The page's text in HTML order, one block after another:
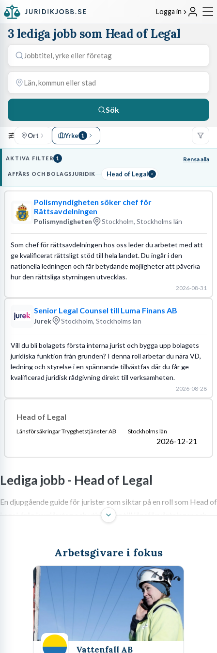
Logga in
3 lediga jobb som Head of Legal
Sök
Ort Yrke 1
AKTIVA FILTER 1 Rensa alla
AFFÄRS OCH BOLAGSJURIDIK Head of Legal
Polismyndigheten söker chef för
Rättsavdelningen
Polismyndigheten Stockholm, Stockholms län
Som chef för rättsavdelningen hos oss leder du arbetet med att
ge kvalificerat rättsligt stöd till hela landet. Du ingår i den
nationella ledningen och får betydande möjligheter att påverka
hur den rättsliga styrningen utvecklas.
2026-08-31
Senior Legal Counsel till Luma Finans AB
Jurek Stockholm, Stockholms län
Vill du bli bolagets första interna jurist och bygga upp bolagets
juridiska funktion från grunden? I denna roll arbetar du nära VD,
ledning och styrelse i en spännande tillväxtfas där du får ge
kvalificerad juridisk rådgivning direkt till verksamheten.
2026-08-28
Head of Legal
Länsförsäkringar Trygghetstjänster AB Stockholms län
2026-12-21
Lediga jobb - Head of Legal
En djupgående guide för jurister som siktar på en roll som Head of
Legal, från karriärsteg och utbildning till löneförväntningar och
Sök jobb som Head of Legal – Din
nästa strategiska nyckelroll
När du har arbetat några år som senior bolagsjurist eller varit
delägare på en affärsjuridisk byrå, börjar tankarna ofta vandra
mot nästa naturliga steg. Att bestämma sig för att sök jobb som
Arbetsgivare i fokus
Vattenfall AB